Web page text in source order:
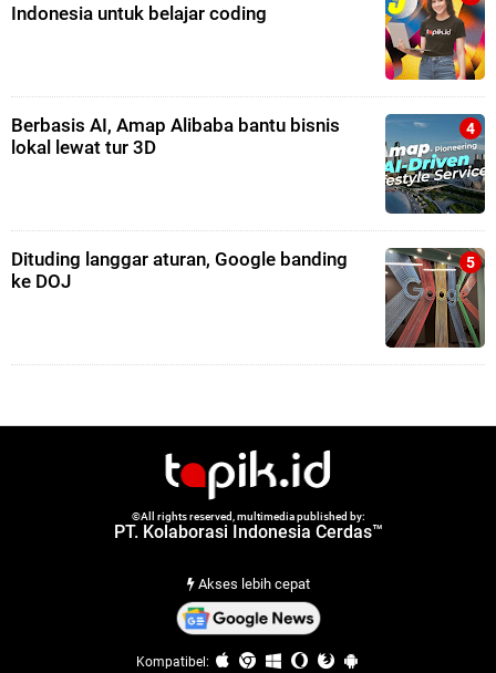
Indonesia untuk belajar coding
Berbasis AI, Amap Alibaba bantu bisnis
lokal lewat tur 3D
Dituding langgar aturan, Google banding
ke DOJ
©All rights reserved, multimedia published by:
PT. Kolaborasi Indonesia Cerdas™
Akses lebih cepat
Kompatibel: